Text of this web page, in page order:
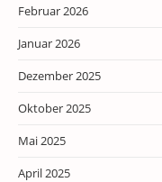
Februar 2026
Januar 2026
Dezember 2025
Oktober 2025
Mai 2025
April 2025